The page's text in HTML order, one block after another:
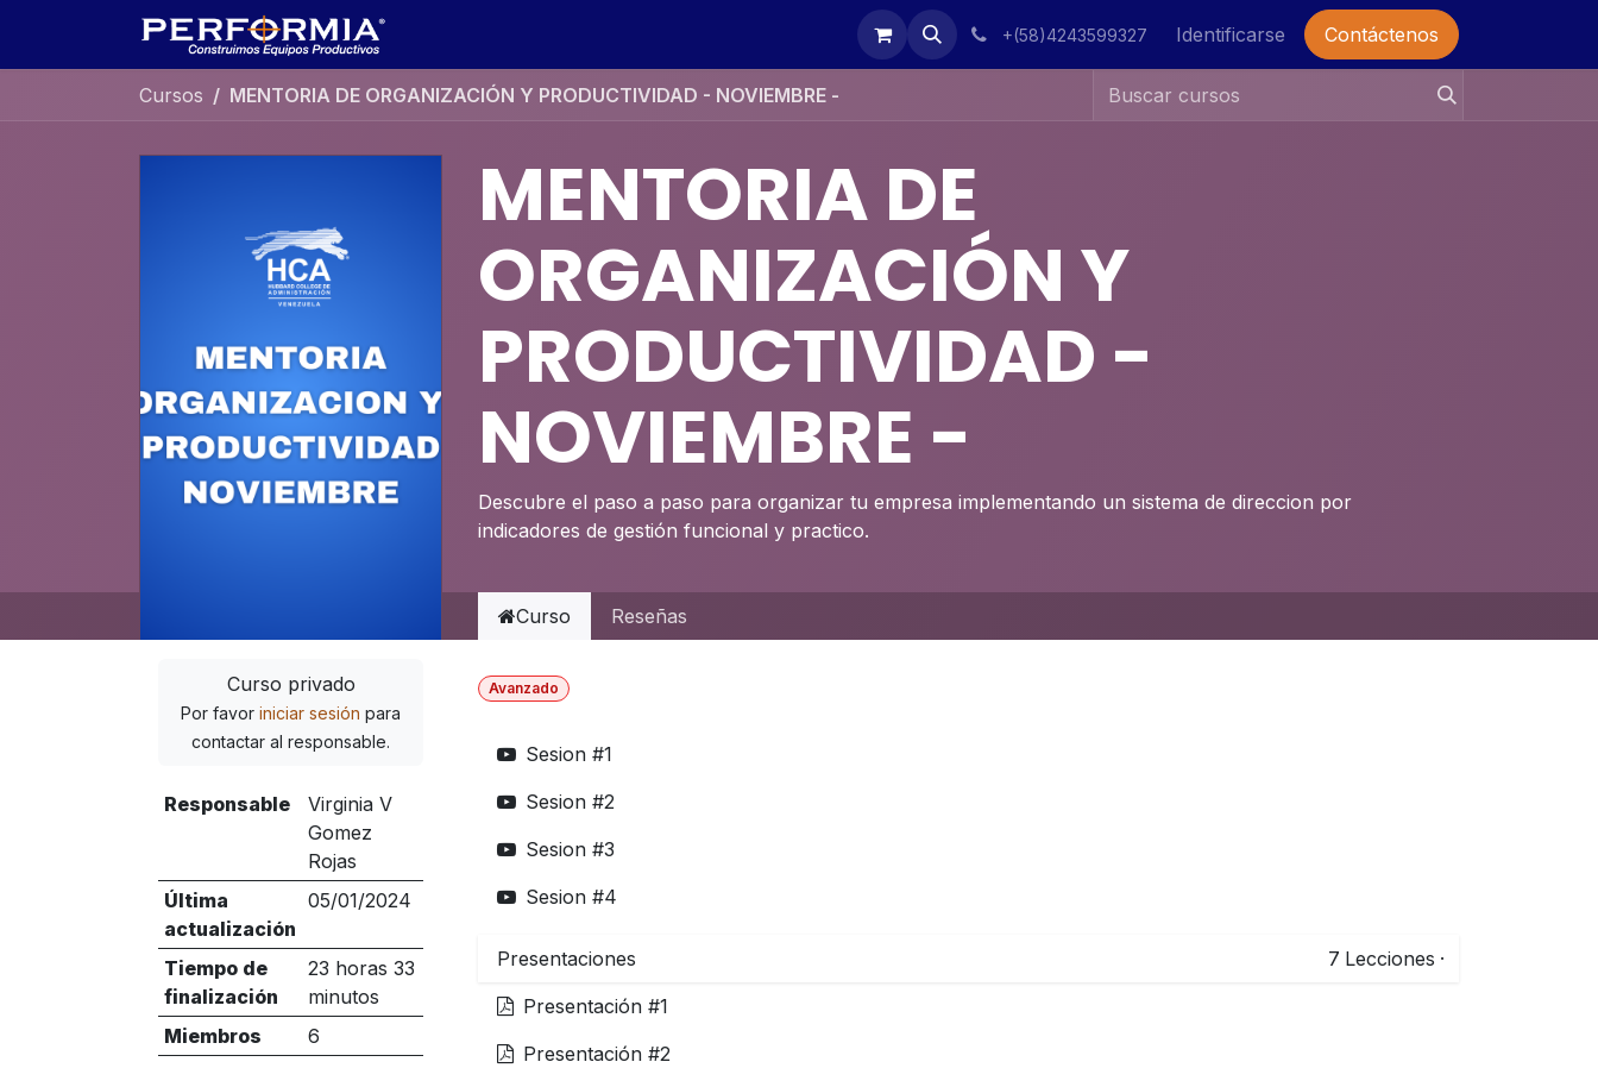
webinarperformia whatsapp
+(58)4243599327 Identificarse Contáctenos
Cursos MENTORIA DE ORGANIZACIÓN Y PRODUCTIVIDAD - NOVIEMBRE -
MENTORIA DE
ORGANIZACIÓN Y
PRODUCTIVIDAD -
NOVIEMBRE -
Descubre el paso a paso para organizar tu empresa implementando un sistema de direccion por
indicadores de gestión funcional y practico.
Curso privado
Por favor iniciar sesión para
contactar al responsable.
Responsable
Virginia V
Gomez
Rojas
Última
actualización
05/01/2024
Tiempo de
finalización
23 horas 33
minutos
Miembros
6
Curso Reseñas
Avanzado
Sesion #1
Sesion #2
Sesion #3
Sesion #4
Presentaciones 7 Lecciones ·
Presentación #1
Presentación #2